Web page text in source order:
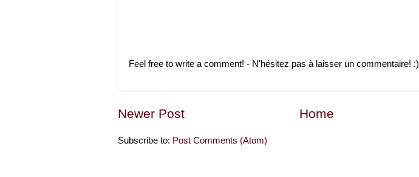
Feel free to write a comment! - N'hésitez pas à laisser un commentaire! :)
Newer Post Home
Subscribe to: Post Comments (Atom)